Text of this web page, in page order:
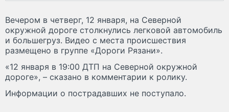
Вечером в четверг, 12 января, на Северной
окружной дороге столкнулись легковой автомобиль
и большегруз. Видео с места происшествия
размещено в группе «Дороги Рязани».
«12 января в 19:00 ДТП на Северной окружной
дороге», – сказано в комментарии к ролику.
Информации о пострадавших не поступало.